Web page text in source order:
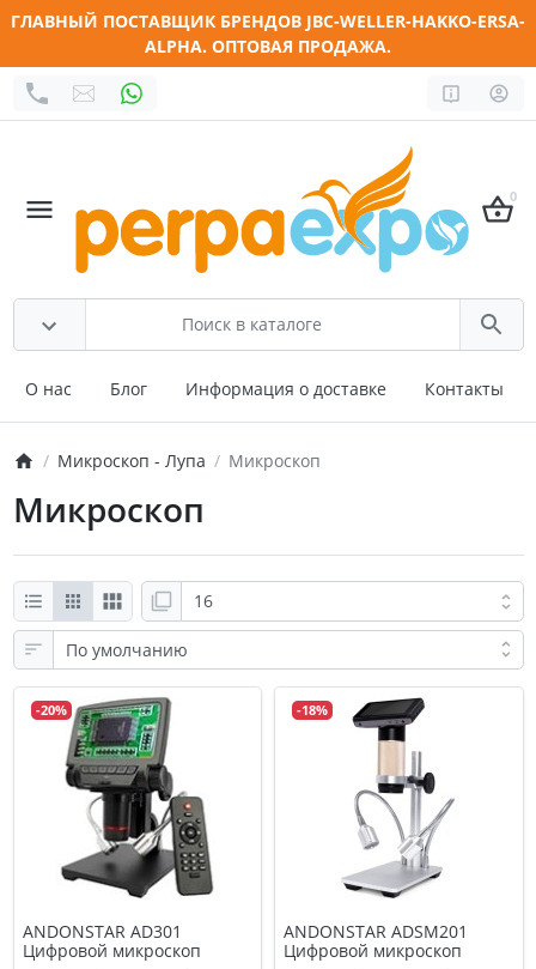
ГЛАВНЫЙ ПОСТАВЩИК БРЕНДОВ JBC-WELLER-HAKKO-ERSA-
ALPHA. ОПТОВАЯ ПРОДАЖА.
0
О нас Блог Информация о доставке Контакты
Микроскоп - Лупа Микроскоп
Микроскоп
-20%
ANDONSTAR AD301
Цифровой микроскоп
-18%
ANDONSTAR ADSM201
Цифровой микроскоп